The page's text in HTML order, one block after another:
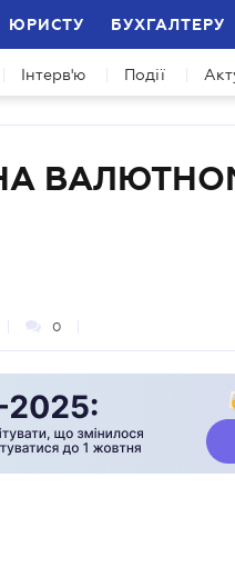
ЮРИСТУ БУХГАЛТЕРУ
Інтерв'ю Події
0